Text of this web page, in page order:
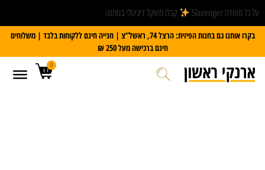
על כל מזוודת Slazenger
קבלו משקל דיגיטלי במתנה
בקרו אותנו גם בחנות הפיזית: הרצל 74, ראשל”צ | חנייה חינם ללקוחות בלבד | משלוחים
חינם ברכישה מעל 250 ₪
0